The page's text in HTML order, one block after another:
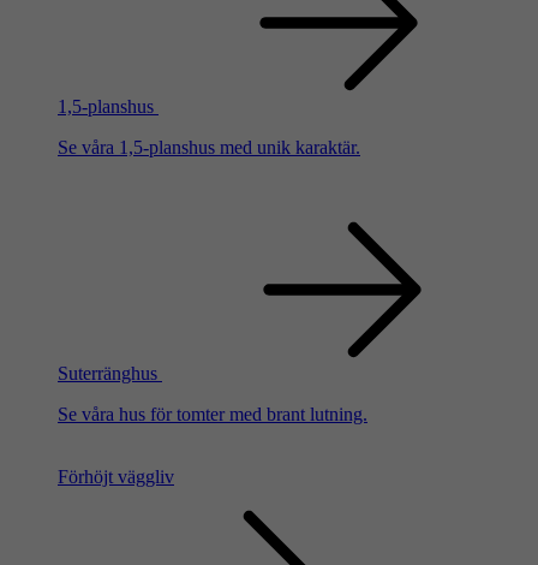
1,5-planshus
Se våra 1,5-planshus med unik karaktär.
Suterränghus
Se våra hus för tomter med brant lutning.
Förhöjt väggliv